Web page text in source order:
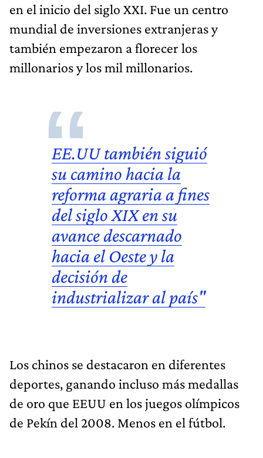
en el inicio del siglo XXI. Fue un centro
mundial de inversiones extranjeras y
también empezaron a florecer los
millonarios y los mil millonarios.
EE.UU también siguió
su camino hacia la
reforma agraria a fines
del siglo XIX en su
avance descarnado
hacia el Oeste y la
decisión de
industrializaral país"
Los chinos se destacaron en diferentes
deportes, ganando incluso más medallas
de oro que EEUU en los juegos olímpicos
de Pekín del 2008. Menos en el fútbol.